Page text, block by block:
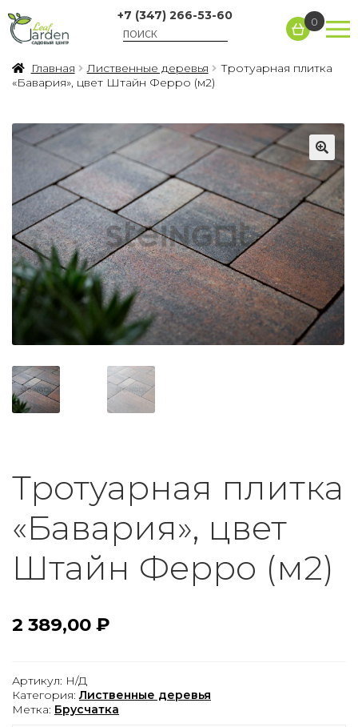
+7 (347) 266-53-60 0
Главная Лиственные деревья
Тротуарная плитка
«Бавария», цвет Штайн Ферро (м2)
Тротуарная плитка
«Бавария», цвет
Штайн Ферро (м2)
2 389,00 ₽
Артикул: Н/Д
Категория:Лиственные деревья
Метка: Брусчатка